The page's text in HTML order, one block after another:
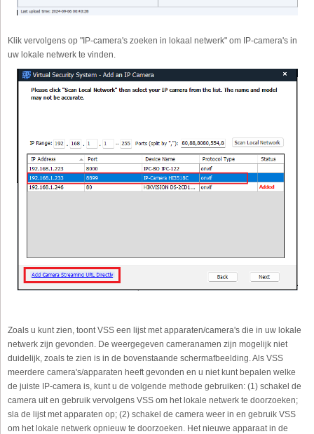
Klik vervolgens op "IP-camera's zoeken in lokaal netwerk" om IP-camera's in
uw lokale netwerk te vinden.
Zoals u kunt zien, toont VSS een lijst met apparaten/camera's die in uw lokale
netwerk zijn gevonden. De weergegeven cameranamen zijn mogelijk niet
duidelijk, zoals te zien is in de bovenstaande schermafbeelding. Als VSS
meerdere camera's/apparaten heeft gevonden en u niet kunt bepalen welke
de juiste IP-camera is, kunt u de volgende methode gebruiken: (1) schakel de
camera uit en gebruik vervolgens VSS om het lokale netwerk te doorzoeken;
sla de lijst met apparaten op; (2) schakel de camera weer in en gebruik VSS
om het lokale netwerk opnieuw te doorzoeken. Het nieuwe apparaat in de